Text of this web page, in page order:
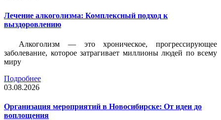
Лечение алкоголизма: Комплексный подход к
выздоровлению
Алкоголизм — это хроническое, прогрессирующее
заболевание, которое затрагивает миллионы людей по всему
миру
Подробнее
03.08.2026
Организация мероприятий в Новосибирске: От идеи до
воплощения